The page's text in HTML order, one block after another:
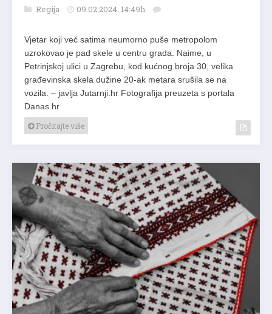
Regija 09.02.2024. 14:49h
Vjetar koji već satima neumorno puše metropolom
uzrokovao je pad skele u centru grada. Naime, u
Petrinjskoj ulici u Zagrebu, kod kućnog broja 30, velika
građevinska skela dužine 20-ak metara srušila se na
vozila. – javlja Jutarnji.hr Fotografija preuzeta s portala
Danas.hr
Pročitajte više